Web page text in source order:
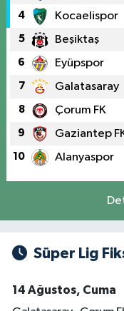
4 Kocaelispor
5 Beşiktaş
6 Eyüpspor
7 Galatasaray
8 Çorum FK
9 Gaziantep
10 Alanyaspor
Süper Lig
14 Ağustos, Cuma